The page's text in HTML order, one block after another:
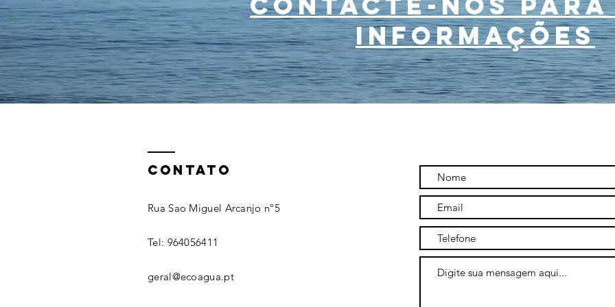
informações
CONTATO
Rua Sao Miguel Arcanjo nº5
Tel: 964056411
geral@ecoagua.pt